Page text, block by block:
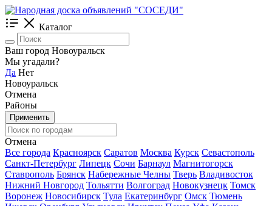
Каталог
Ваш город Новоуральск
Мы угадали?
Да Нет
Новоуральск
Отмена
Районы
Применить
Отмена
Все города Красноярск Саратов Москва Курск Севастополь
Санкт-Петербург Липецк Сочи Барнаул Магнитогорск
Ставрополь Брянск Набережные Челны Тверь Владивосток
Нижний Новгород Тольятти Волгоград Новокузнецк Томск
Воронеж Новосибирск Тула Екатеринбург Омск Тюмень